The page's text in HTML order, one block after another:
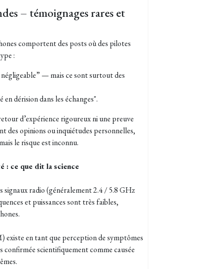
– témoignages rares et
comportent des posts où des pilotes
:
— mais ce sont surtout des
dérision dans les échanges".
d’expérience rigoureux ni une preuve
des opinions ou inquiétudes personnelles,
le risque est inconnu.
: ce que dit la science
signaux radio (généralement 2.4 / 5.8 GHz
et puissances sont très faibles,
existe en tant que perception de symptômes
confirmée scientifiquement comme causée